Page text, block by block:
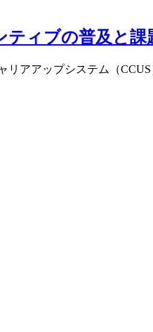
ティブの普及と課
アアップシステム（